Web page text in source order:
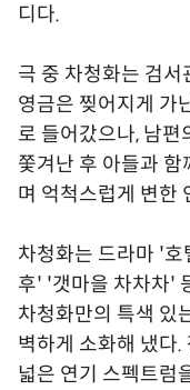
디다.
극 중 차청화는 검
영금은 찢어지게 가
로 들어갔으나, 남편
쫓겨난 후 아들과
며 억척스럽게 변한
차청화는 드라마 '
후' '갯마을 차차차'
차청화만의 특색 있
벽하게 소화해 냈다
넓은 연기 스펙트럼